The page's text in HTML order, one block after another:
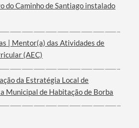
do Caminho de Santiago instalado
| Mentor(a) das Atividades de
(AEC)
da Estratégia Local de
Municipal de Habitação de Borba